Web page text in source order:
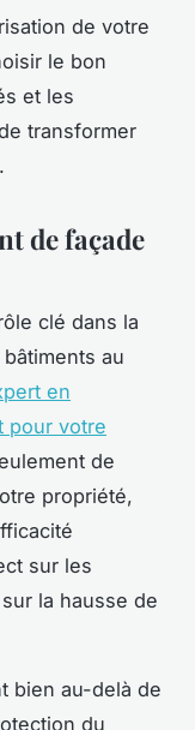
de votre
le bon
et les
transformer
de façade
clé dans la
au
en
pour votre
de
propriété,
sur les
la hausse de
bien au-delà de
du